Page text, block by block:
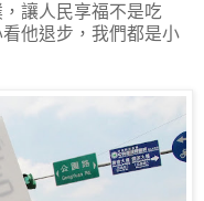
讓人民享福不是吃
他退步，我們都是小